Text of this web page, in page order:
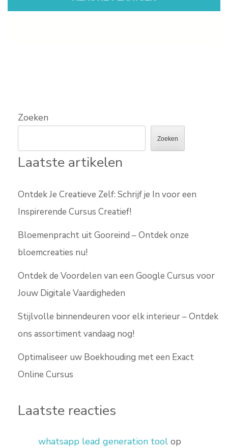
Zoeken
Zoeken
Laatste artikelen
Ontdek Je Creatieve Zelf: Schrijf je In voor een
Inspirerende Cursus Creatief!
Bloemenpracht uit Gooreind – Ontdek onze
bloemcreaties nu!
Ontdek de Voordelen van een Google Cursus voor
Jouw Digitale Vaardigheden
Stijlvolle binnendeuren voor elk interieur – Ontdek
ons assortiment vandaag nog!
Optimaliseer uw Boekhouding met een Exact
Online Cursus
Laatste reacties
whatsapp lead generation tool op